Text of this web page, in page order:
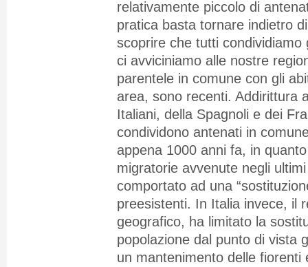
relativamente piccolo di
pratica basta tornare indietro
scoprire che tutti condividiamo
ci avviciniamo alle nostre
parentele in comune con gli
area, sono recenti. Addirittura
Italiani, della Spagnoli e dei
condividono antenati in
appena 1000 anni fa, in
migratorie avvenute negli
comportato ad una
preesistenti. In Italia invece, il
geografico, ha limitato la
popolazione dal punto di vista
un mantenimento delle fiorenti